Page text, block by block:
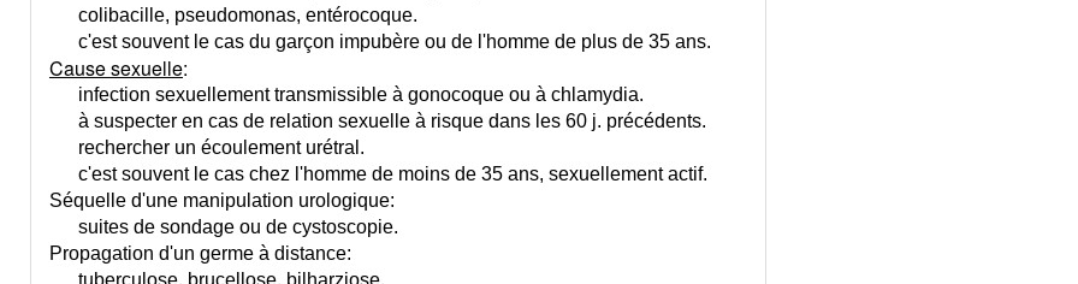
colibacille, pseudomonas, entérocoque.
c'est souvent le cas du garçon impubère ou de l'homme de plus de 35 ans.
Cause sexuelle:
infection sexuellement transmissible à gonocoque ou à chlamydia.
à suspecter en cas de relation sexuelle à risque dans les 60 j. précédents.
rechercher un écoulement urétral.
c'est souvent le cas chez l'homme de moins de 35 ans, sexuellement actif.
Séquelle d'une manipulation urologique:
suites de sondage ou de cystoscopie.
Propagation d'un germe à distance:
tuberculose, brucellose, bilharziose.